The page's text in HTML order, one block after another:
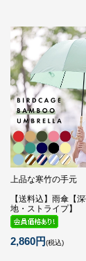
上品な寒竹の手元
【送料込】雨傘【
地・ストライプ】
2,860円(税込)